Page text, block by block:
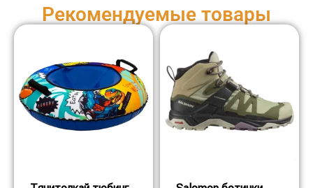
Рекомендуемые товары